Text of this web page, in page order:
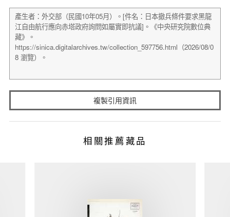
複製引用資訊
相關推薦藏品